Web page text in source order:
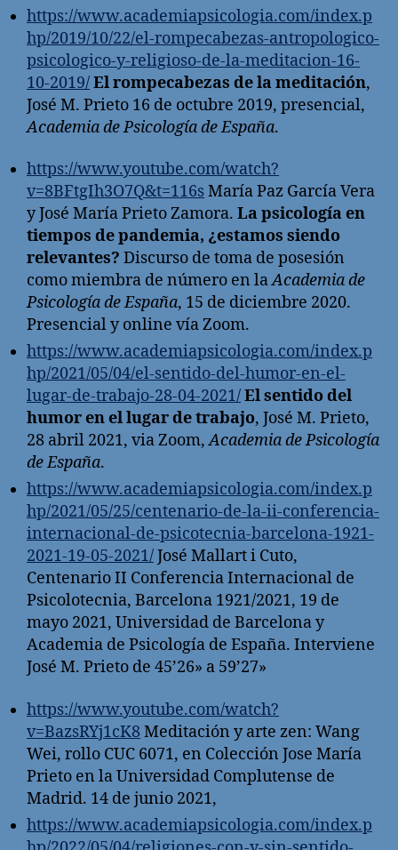
https://www.academiapsicologia.com/index.p
hp/2019/10/22/el-rompecabezas-antropologico-
psicologico-y-religioso-de-la-meditacion-16-
10-2019/El rompecabezas de la meditación,
José M. Prieto 16 de octubre 2019, presencial,
Academia de Psicología de España.
https://www.youtube.com/watch?
v=8BFtgIh3O7Q&t=116sMaría Paz García Vera
y José María Prieto Zamora. La psicología en
tiempos de pandemia, ¿estamos siendo
relevantes? Discurso de toma de posesión
como miembra de número en laAcademia de
Psicología de España, 15 de diciembre 2020.
Presencial y online vía Zoom.
https://www.academiapsicologia.com/index.p
hp/2021/05/04/el-sentido-del-humor-en-el-
lugar-de-trabajo-28-04-2021/El sentido del
humor en el lugar de trabajo, José M. Prieto,
28 abril 2021, via Zoom,Academia de Psicología
de España.
https://www.academiapsicologia.com/index.p
hp/2021/05/25/centenario-de-la-ii-conferencia-
internacional-de-psicotecnia-barcelona-1921-
2021-19-05-2021/José Mallart i Cuto,
Centenario II Conferencia Internacional de
Psicolotecnia, Barcelona 1921/2021, 19 de
mayo 2021, Universidad de Barcelona y
Academia de Psicología de España. Interviene
José M. Prieto de 45’26» a 59’27»
https://www.youtube.com/watch?
v=BazsRYj1cK8 Meditación y arte zen: Wang
Wei, rollo CUC 6071, en Colección Jose María
Prieto en la Universidad Complutense de
Madrid. 14 de junio 2021,
https://www.academiapsicologia.com/index.p